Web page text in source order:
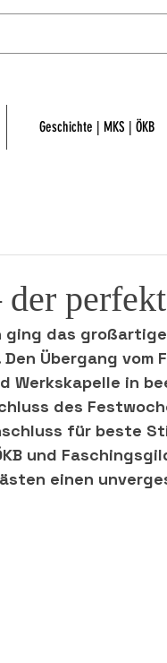
Geschichte | MKS | ÖKB
das
Den Übergang vom
in
des
für beste
und
einen